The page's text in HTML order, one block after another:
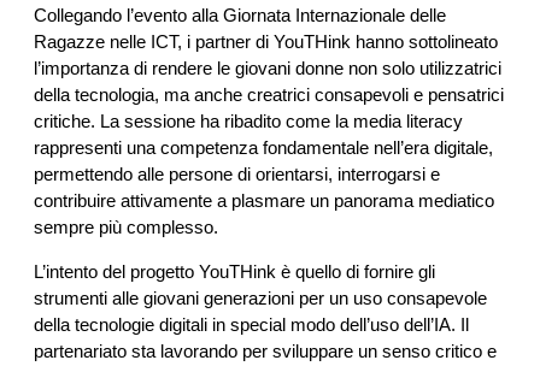
Collegando l’evento alla Giornata Internazionale delle
Ragazze nelle ICT, i partner di YouTHink hanno sottolineato
l’importanza di rendere le giovani donne non solo utilizzatrici
della tecnologia, ma anche creatrici consapevoli e pensatrici
critiche. La sessione ha ribadito come la media literacy
rappresenti una competenza fondamentale nell’era digitale,
permettendo alle persone di orientarsi, interrogarsi e
contribuire attivamente a plasmare un panorama mediatico
sempre più complesso.
L’intento del progetto YouTHink è quello di fornire gli
strumenti alle giovani generazioni per un uso consapevole
della tecnologie digitali in special modo dell’uso dell’IA. Il
partenariato sta lavorando per sviluppare un senso critico e